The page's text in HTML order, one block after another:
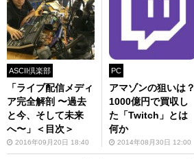
ASCII倶楽部
「ライブ配信メディ
ア完全解剖 〜過去
と今、そして未来
へ〜」＜目次＞
2016年09月20日 18:40
PC
アマゾンの狙いは？
1000億円で買収し
た「Twitch」とは
何か
2014年08月30日 12:00